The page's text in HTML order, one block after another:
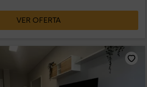
para 6 personas.
VER OFERTA